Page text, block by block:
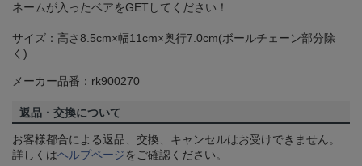
ネームが入ったベアをGETしてください！
サイズ：高さ8.5cm×幅11cm×奥行7.0cm(ボールチェーン部分除
く)
メーカー品番：rk900270
返品・交換について
お客様都合による返品、交換、キャンセルはお受けできません。
詳しくはヘルプページをご確認ください。